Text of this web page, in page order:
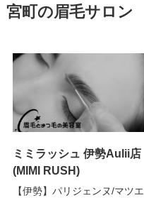
宮町の眉毛サロン
ミミラッシュ 伊勢Aulii店
(MIMI RUSH)
【伊勢】パリジェンヌ/マツエ